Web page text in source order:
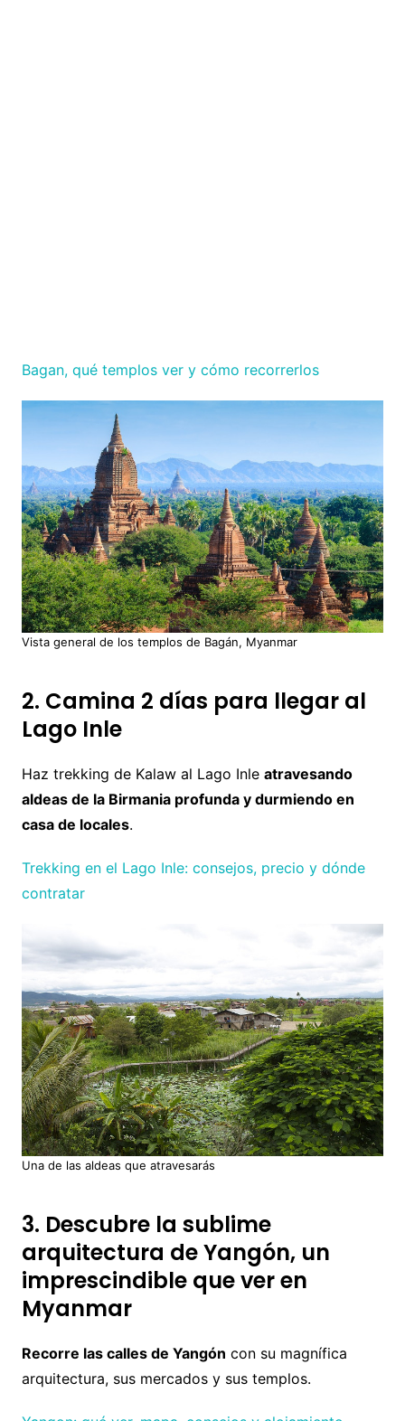
Bagan, qué templos ver y cómo recorrerlos
Vista general de los templos de Bagán, Myanmar
2. Camina 2 días para llegar al
Lago Inle
Haz trekking de Kalaw al Lago Inle atravesando
aldeas de la Birmania profunda y durmiendo en
casa de locales.
Trekking en el Lago Inle: consejos, precio y dónde
contratar
Una de las aldeas que atravesarás
3. Descubre la sublime
arquitectura de Yangón, un
imprescindible que ver en
Myanmar
Recorre las calles de Yangón con su magnífica
arquitectura, sus mercados y sus templos.